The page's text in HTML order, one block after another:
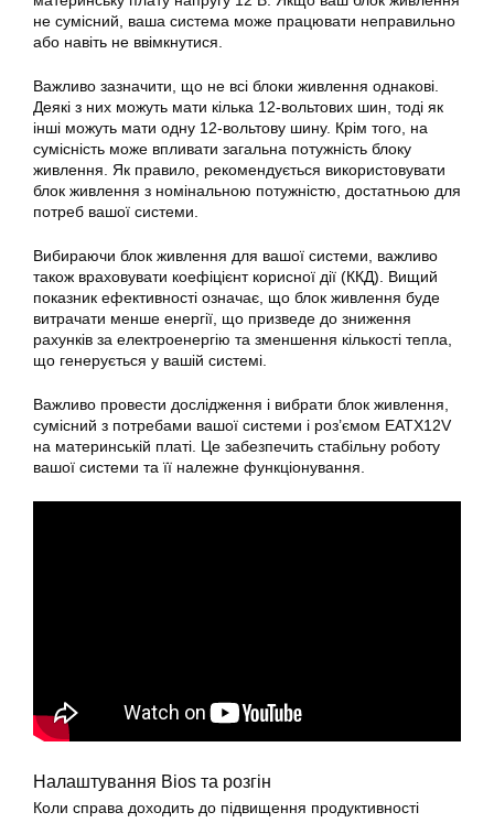
не сумісний, ваша система може працювати неправильно
або навіть не ввімкнутися.
Важливо зазначити, що не всі блоки живлення однакові.
Деякі з них можуть мати кілька 12-вольтових шин, тоді як
інші можуть мати одну 12-вольтову шину. Крім того, на
сумісність може впливати загальна потужність блоку
живлення. Як правило, рекомендується використовувати
блок живлення з номінальною потужністю, достатньою для
потреб вашої системи.
Вибираючи блок живлення для вашої системи, важливо
також враховувати коефіцієнт корисної дії (ККД). Вищий
показник ефективності означає, що блок живлення буде
витрачати менше енергії, що призведе до зниження
рахунків за електроенергію та зменшення кількості тепла,
що генерується у вашій системі.
Важливо провести дослідження і вибрати блок живлення,
сумісний з потребами вашої системи і роз’ємом EATX12V
на материнській платі. Це забезпечить стабільну роботу
вашої системи та її належне функціонування.
Налаштування Bios та розгін
Коли справа доходить до підвищення продуктивності